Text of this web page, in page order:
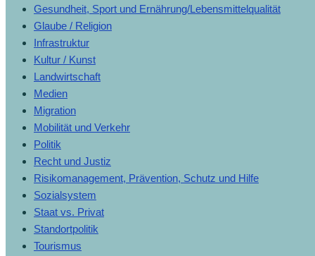
Gesundheit, Sport und Ernährung/Lebensmittelqualität
Glaube / Religion
Infrastruktur
Kultur / Kunst
Landwirtschaft
Medien
Migration
Mobilität und Verkehr
Politik
Recht und Justiz
Risikomanagement, Prävention, Schutz und Hilfe
Sozialsystem
Staat vs. Privat
Standortpolitik
Tourismus